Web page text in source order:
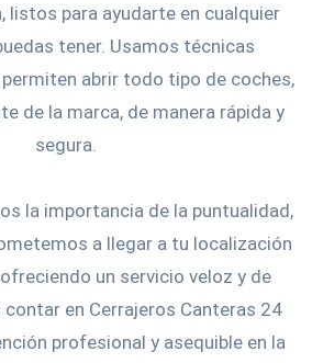
listos para ayudarte en cualquier
tener. Usamos técnicas
abrir todo tipo de coches,
de la marca, de manera rápida y
segura.
la importancia de la puntualidad,
a llegar a tu localización
un servicio veloz y de
contar en Cerrajeros Canteras 24
profesional y asequible en la